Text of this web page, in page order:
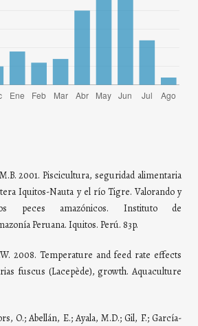
2001. Piscicultura, seguridad alimentaria
Iquitos-Nauta y el río Tigre. Valorando y
peces amazónicos. Instituto de
Peruana. Iquitos. Perú. 83p.
2008. Temperature and feed rate effects
fuscus (Lacepède), growth. Aquaculture
O.; Abellán, E.; Ayala, M.D.; Gil, F.; García-